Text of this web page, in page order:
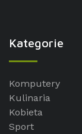
Kategorie
Komputery
Kulinaria
Kobieta
Sport